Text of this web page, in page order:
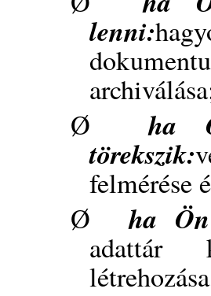
lenni:
Ø
ha
törekszik:
felmérése
Ø
ha
adattár